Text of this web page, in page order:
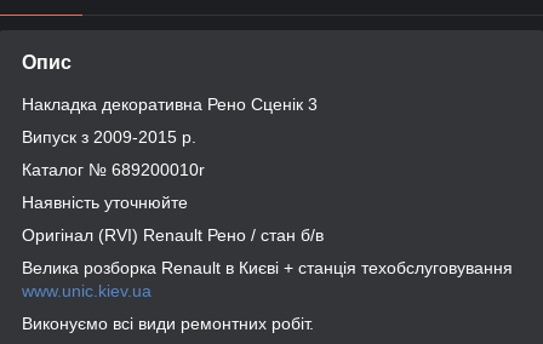
Опис
Накладка декоративна Рено Сценік 3
Випуск з 2009-2015 р.
Каталог № 689200010r
Наявність уточнюйте
Оригінал (RVI) Renault Рено / стан б/в
Велика розборка Renault в Києві + станція техобслуговування
www.unic.kiev.ua
Виконуємо всі види ремонтних робіт.